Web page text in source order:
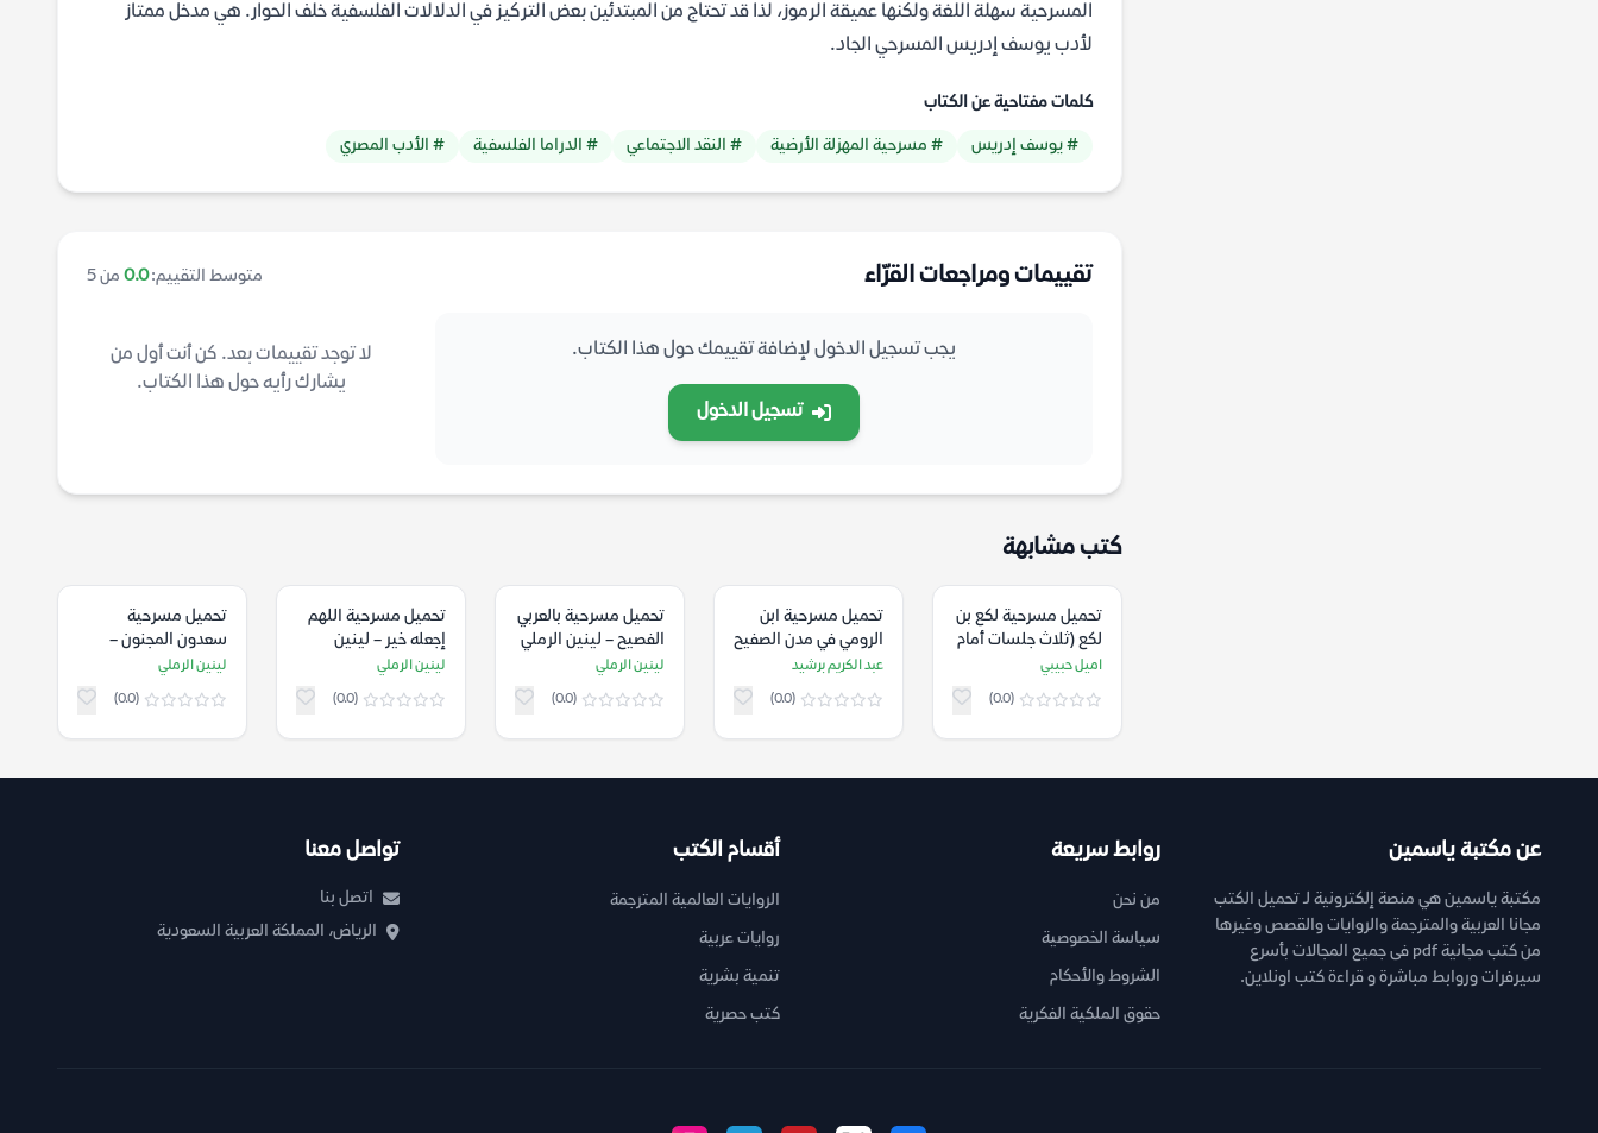
المسرحية سهلة اللغة ولكنها عميقة الرموز، لذا قد تحتاج من المبتدئين بعض التركيز في الدلالات الفلسفية خلف الحوار. هي مدخل ممتاز
لأدب يوسف إدريس المسرحي الجاد.
كلمات مفتاحية عن الكتاب
# يوسف إدريس # مسرحية المهزلة الأرضية # النقد الاجتماعي # الدراما الفلسفية # الأدب المصري
تقييمات ومراجعات القرّاء متوسط التقييم:0.0 من 5
يجب تسجيل الدخول لإضافة تقييمك حول هذا الكتاب.
تسجيل الدخول
لا توجد تقييمات بعد. كن أنت أول من
يشارك رأيه حول هذا الكتاب.
كتب مشابهة
تحميل مسرحية لكع بن
لكع (ثلاث جلسات أمام
صندوق العجب) – اميل
اميل حبيبي
(0.0)
تحميل مسرحية ابن
الرومي في مدن الصفيح
– عبد الكريم برشيد
عبد الكريم برشيد
(0.0)
تحميل مسرحية بالعربي
الفصيح – لينين الرملي
لينين الرملي
(0.0)
تحميل مسرحية اللهم
إجعله خير – لينين
الرملي
لينين الرملي
(0.0)
تحميل مسرحية
سعدون المجنون –
لينين الرملي
لينين الرملي
(0.0)
عن مكتبة ياسمين
مكتبة ياسمين هي منصة إلكترونية لـ تحميل الكتب
مجانا العربية والمترجمة والروايات والقصص وغيرها
من كتب مجانية pdf فى جميع المجالات بأسرع
سيرفرات وروابط مباشرة و قراءة كتب اونلاين.
روابط سريعة
من نحن
سياسة الخصوصية
الشروط والأحكام
حقوق الملكية الفكرية
أقسام الكتب
الروايات العالمية المترجمة
روايات عربية
تنمية بشرية
كتب حصرية
تواصل معنا
اتصل بنا
الرياض، المملكة العربية السعودية